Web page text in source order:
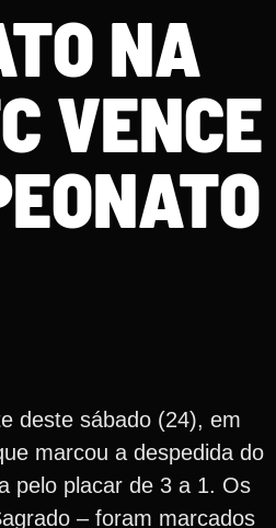
NA
VENCE
deste sábado (24), em
marcou a despedida do
pelo placar de 3 a 1. Os
– foram marcados